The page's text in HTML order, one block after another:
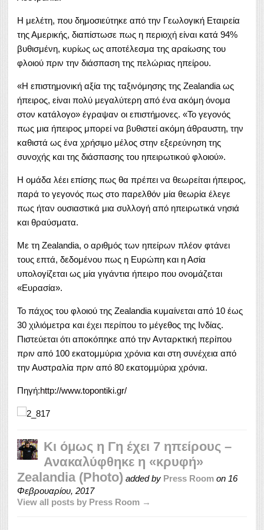
Η μελέτη, που δημοσιεύτηκε από την Γεωλογική Εταιρεία
της Αμερικής, διαπίστωσε πως η περιοχή είναι κατά 94%
βυθισμένη, κυρίως ως αποτέλεσμα της αραίωσης του
φλοιού πριν την διάσπαση της πελώριας ηπείρου.
«Η επιστημονική αξία της ταξινόμησης της Zealandia ως
ήπειρος, είναι πολύ μεγαλύτερη από ένα ακόμη όνομα
στον κατάλογο» έγραψαν οι επιστήμονες. «Το γεγονός
πως μια ήπειρος μπορεί να βυθιστεί ακόμη άθραυστη, την
καθιστά ως ένα χρήσιμο μέλος στην εξερεύνηση της
συνοχής και της διάσπασης του ηπειρωτικού φλοιού».
Η ομάδα λέει επίσης πως θα πρέπει να θεωρείται ήπειρος,
παρά το γεγονός πως στο παρελθόν μία θεωρία έλεγε
πως ήταν ουσιαστικά μια συλλογή από ηπειρωτικά νησιά
και θραύσματα.
Με τη Zealandia, ο αριθμός των ηπείρων πλέον φτάνει
τους επτά, δεδομένου πως η Ευρώπη και η Ασία
υπολογίζεται ως μία γιγάντια ήπειρο που ονομάζεται
«Ευρασία».
Το πάχος του φλοιού της Zealandia κυμαίνεται από 10 έως
30 χιλιόμετρα και έχει περίπου το μέγεθος της Ινδίας.
Πιστεύεται ότι αποκόπηκε από την Ανταρκτική περίπου
πριν από 100 εκατομμύρια χρόνια και στη συνέχεια από
την Αυστραλία πριν από 80 εκατομμύρια χρόνια.
Πηγή:http://www.topontiki.gr/
Κι όμως η Γη έχει 7 ηπείρους –
Ανακαλύφθηκε η «κρυφή»
Zealandia (Photo) added by Press Room on 16
Φεβρουαρίου, 2017
View all posts by Press Room →